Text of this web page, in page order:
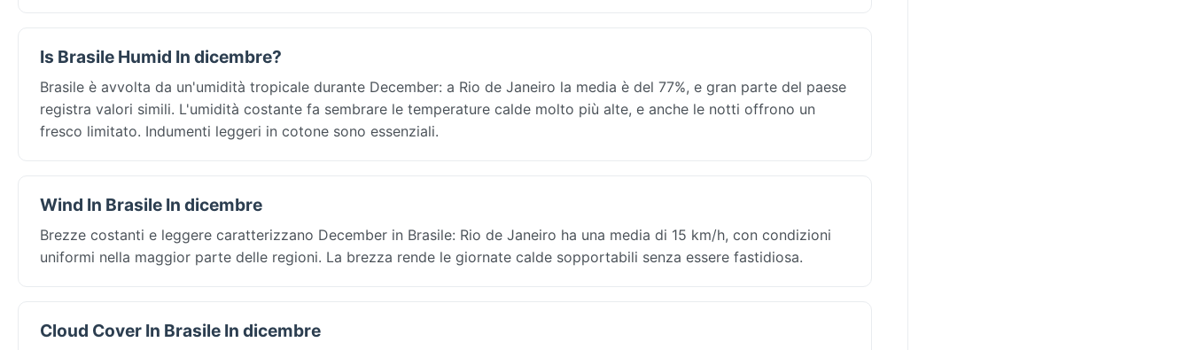
Is Brasile Humid In dicembre?
Brasile è avvolta da un'umidità tropicale durante December: a Rio de Janeiro la media è del 77%, e gran parte del paese
registra valori simili. L'umidità costante fa sembrare le temperature calde molto più alte, e anche le notti offrono un
fresco limitato. Indumenti leggeri in cotone sono essenziali.
Wind In Brasile In dicembre
Brezze costanti e leggere caratterizzano December in Brasile: Rio de Janeiro ha una media di 15 km/h, con condizioni
uniformi nella maggior parte delle regioni. La brezza rende le giornate calde sopportabili senza essere fastidiosa.
Cloud Cover In Brasile In dicembre